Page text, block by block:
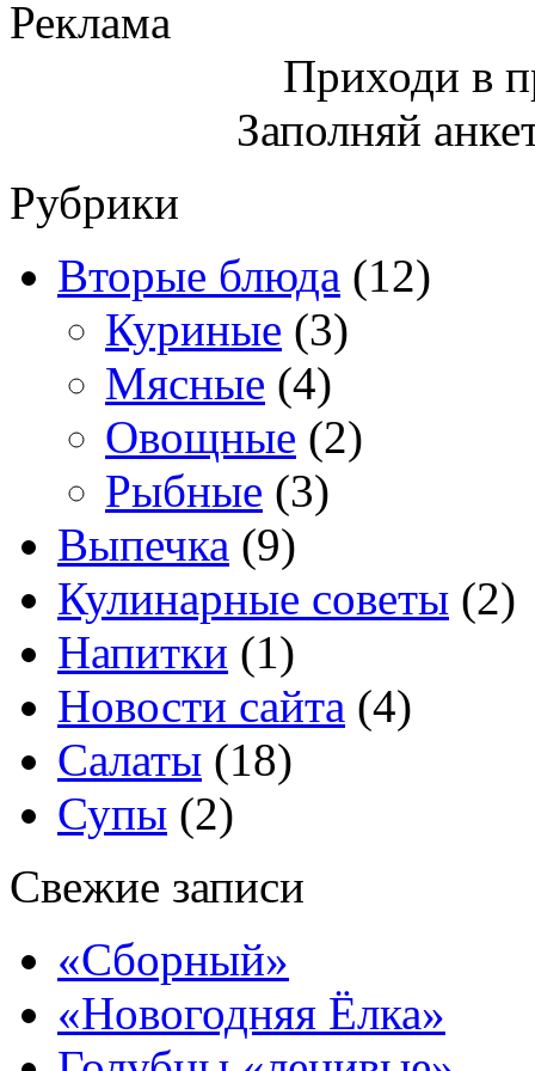
Реклама
Приходи в
Заполняй
Рубрики
Вторые блюда (12)
Куриные (3)
Мясные (4)
Овощные (2)
Рыбные (3)
Выпечка (9)
Кулинарные советы (2)
Напитки (1)
Новости сайта (4)
Салаты (18)
Супы (2)
Свежие записи
«Сборный»
«Новогодняя Ёлка»